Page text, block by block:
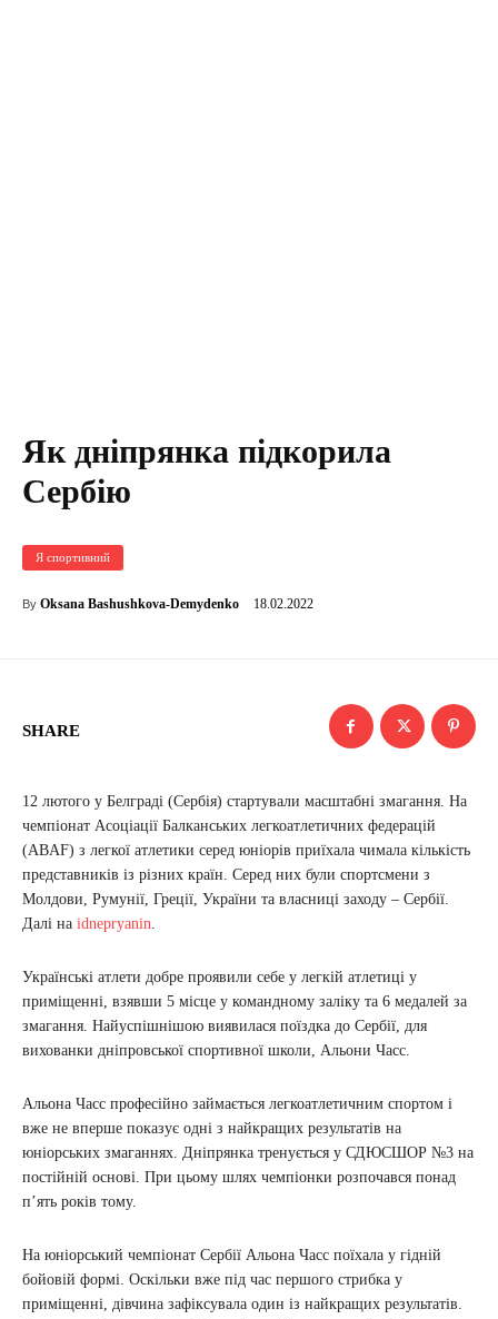
Як дніпрянка підкорила
Сербію
Я спортивний
By Oksana Bashushkova-Demydenko 18.02.2022
SHARE
12 лютого у Белграді (Сербія) стартували масштабні змагання. На
чемпіонат Асоціації Балканських легкоатлетичних федерацій
(ABAF) з легкої атлетики серед юніорів приїхала чимала кількість
представників із різних країн. Серед них були спортсмени з
Молдови, Румунії, Греції, України та власниці заходу – Сербії.
Далі на idnepryanin.
Українські атлети добре проявили себе у легкій атлетиці у
приміщенні, взявши 5 місце у командному заліку та 6 медалей за
змагання. Найуспішнішою виявилася поїздка до Сербії, для
вихованки дніпровської спортивної школи, Альони Часс.
Альона Часс професійно займається легкоатлетичним спортом і
вже не вперше показує одні з найкращих результатів на
юніорських змаганнях. Дніпрянка тренується у СДЮСШОР №3 на
постійній основі. При цьому шлях чемпіонки розпочався понад
п’ять років тому.
На юніорський чемпіонат Сербії Альона Часс поїхала у гідній
бойовій формі. Оскільки вже під час першого стрибка у
приміщенні, дівчина зафіксувала один із найкращих результатів.